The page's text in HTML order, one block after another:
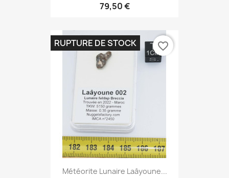
79,50 €
Météorite Lunaire Laâyoune...
RUPTURE DE STOCK favorite_border